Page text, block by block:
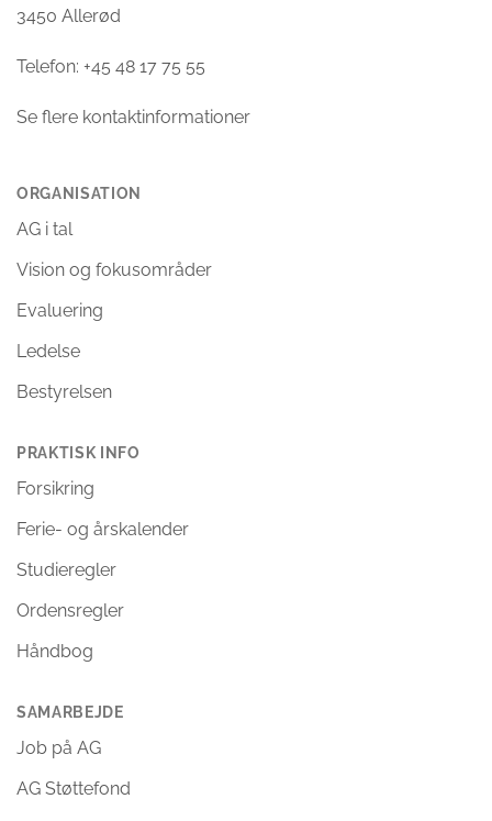
3450 Allerød
Telefon: +45 48 17 75 55
Se flere kontaktinformationer
ORGANISATION
AG i tal
Vision og fokusområder
Evaluering
Ledelse
Bestyrelsen
PRAKTISK INFO
Forsikring
Ferie- og årskalender
Studieregler
Ordensregler
Håndbog
SAMARBEJDE
Job på AG
AG Støttefond